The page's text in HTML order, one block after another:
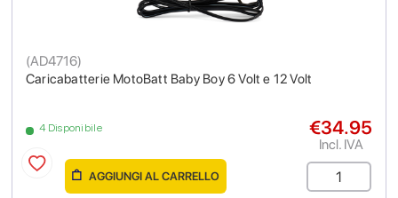
Caricabatterie MotoBatt Baby Boy 6 Volt e 12 Volt
(AD4716)
4 Disponibile €34.95
Incl. IVA
AGGIUNGI AL CARRELLO